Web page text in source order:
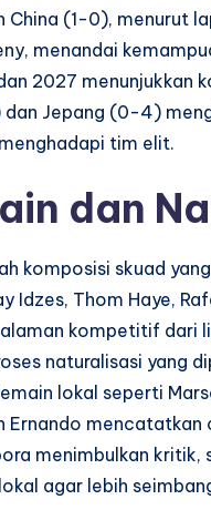
China (1-0), menurut
menandai
2027 menunjukkan
Jepang (0-4)
tim elit.
dan
komposisi skuad
Idzes, Thom Haye,
kompetitif dari
naturalisasi yang
lokal seperti
Ernando mencatatkan
menimbulkan kritik,
agar lebih